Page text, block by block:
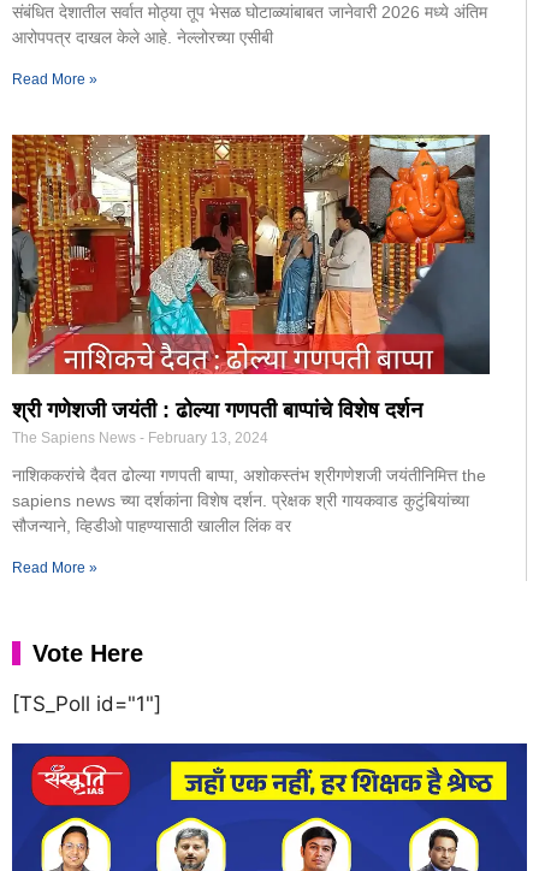
संबंधित देशातील सर्वात मोठ्या तूप भेसळ घोटाळ्यांबाबत जानेवारी 2026 मध्ये अंतिम
आरोपपत्र दाखल केले आहे. नेल्लोरच्या एसीबी
Read More »
श्री गणेशजी जयंती : ढोल्या गणपती बाप्पांचे विशेष दर्शन
The Sapiens News February 13, 2024
नाशिककरांचे दैवत ढोल्या गणपती बाप्पा, अशोकस्तंभ श्रीगणेशजी जयंतीनिमित्त the
sapiens news च्या दर्शकांना विशेष दर्शन. प्रेक्षक श्री गायकवाड कुटुंबियांच्या
सौजन्याने, व्हिडीओ पाहण्यासाठी खालील लिंक वर
Read More »
Vote Here
[TS_Poll id="1"]